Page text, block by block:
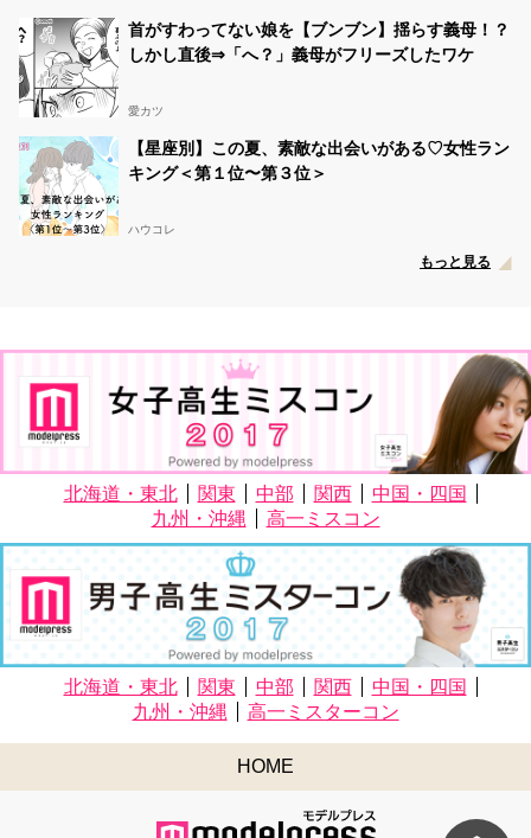
首がすわってない娘を【ブンブン】揺らす義母！？
しかし直後⇒「へ？」義母がフリーズしたワケ
愛カツ
【星座別】この夏、素敵な出会いがある♡女性ラン
キング＜第１位〜第３位＞
ハウコレ
もっと見る
北海道・東北 関東 中部 関西
中国・四国
九州・沖縄
高一ミスコン
北海道・東北 関東 中部 関西
中国・四国
九州・沖縄
高一ミスターコン
HOME